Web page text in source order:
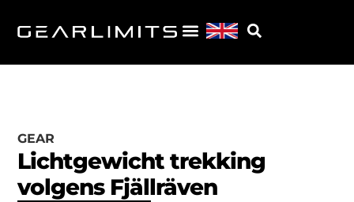
GEAR
Lichtgewicht trekking
volgens Fjällräven